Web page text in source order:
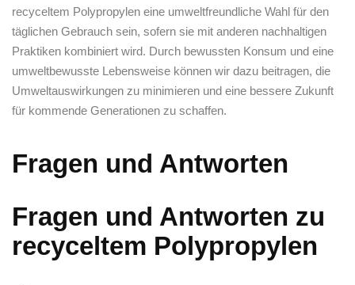
recyceltem Polypropylen eine umweltfreundliche Wahl für den‍
täglichen Gebrauch sein, sofern sie⁣ mit anderen nachhaltigen
Praktiken kombiniert wird. Durch bewussten ‌Konsum und eine
umweltbewusste Lebensweise ‌können wir dazu beitragen, die
Umweltauswirkungen zu minimieren und eine bessere Zukunft
für kommende Generationen zu schaffen.
Fragen und Antworten
Fragen und Antworten zu
recyceltem Polypropylen